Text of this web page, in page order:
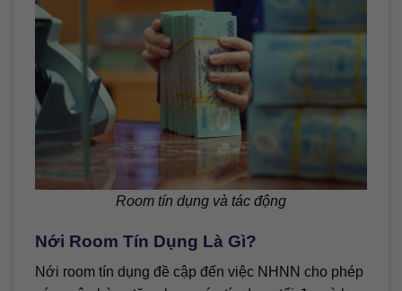
Room tín dụng và tác động
Nới Room Tín Dụng Là Gì?
Nới room tín dụng đề cập đến việc NHNN cho phép